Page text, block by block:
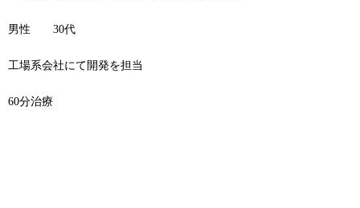
男性 30代
工場系会社にて開発を担当
60分治療